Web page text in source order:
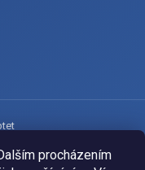
procházením